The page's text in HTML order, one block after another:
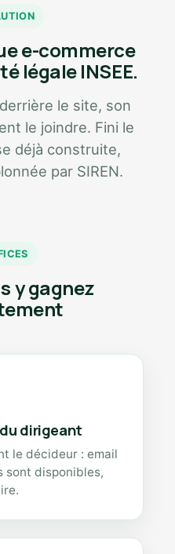
e-commerce
légale INSEE.
le site, son
le joindre. Fini le
déjà construite,
par SIREN.
y gagnez
dirigeant
le décideur : email
sont disponibles,